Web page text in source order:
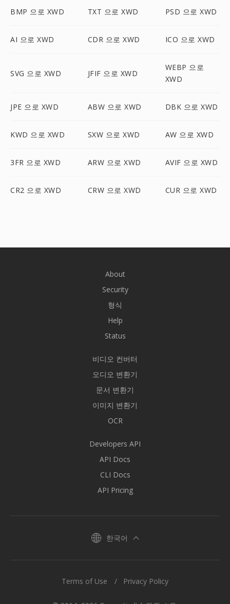
BMP 으로 XWD TXT 으로 XWD PSD 으로 XWD
AI 으로 XWD CDR 으로 XWD ICO 으로 XWD
SVG 으로 XWD JFIF 으로 XWD
WEBP 으로
XWD
JPE 으로 XWD ABW 으로 XWD DBK 으로 XWD
KWD 으로 XWD SXW 으로 XWD AW 으로 XWD
3FR 으로 XWD ARW 으로 XWD AVIF 으로 XWD
CR2 으로 XWD CRW 으로 XWD CUR 으로 XWD
About
Security
형식
Help
Status
비디오 컨버터
오디오 변환기
문서 변환기
이미지 변환기
OCR
Developers API
API Docs
CLI Docs
API Pricing
한국어
Terms of Use Privacy Policy